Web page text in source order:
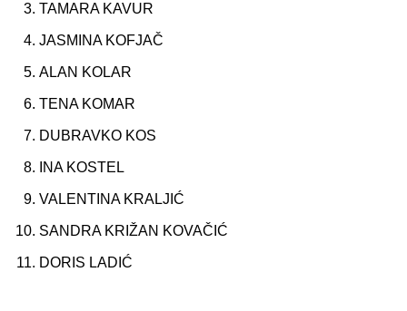
TAMARA KAVUR
JASMINA KOFJAČ
ALAN KOLAR
TENA KOMAR
DUBRAVKO KOS
INA KOSTEL
VALENTINA KRALJIĆ
SANDRA KRIŽAN KOVAČIĆ
DORIS LADIĆ